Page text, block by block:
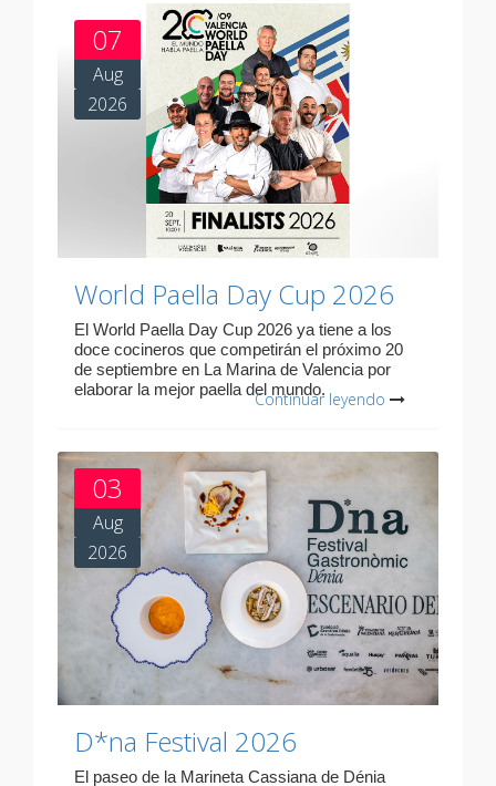
07
Aug
2026
World Paella Day Cup 2026
El World Paella Day Cup 2026 ya tiene a los
doce cocineros que competirán el próximo 20
de septiembre en La Marina de Valencia por
elaborar la mejor paella del mundo.
Continuar leyendo
03
Aug
2026
D*na Festival 2026
El paseo de la Marineta Cassiana de Dénia